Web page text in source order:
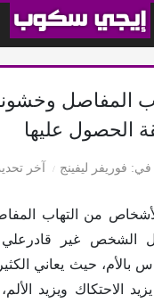
المفاصل
الحصول عليها
في فوريفر ليفينج آخر
من التهاب
الشخص غير قادرعلي
بالأم، حيث يعاني
الاحتكاك ويزيد